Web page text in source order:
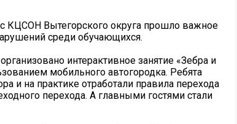
Вытегорского округа прошло важное
среди обучающихся.
интерактивное занятие «Зебра и
мобильного автогородка. Ребята
и на практике отработали правила перехода
перехода. А главными гостями стали